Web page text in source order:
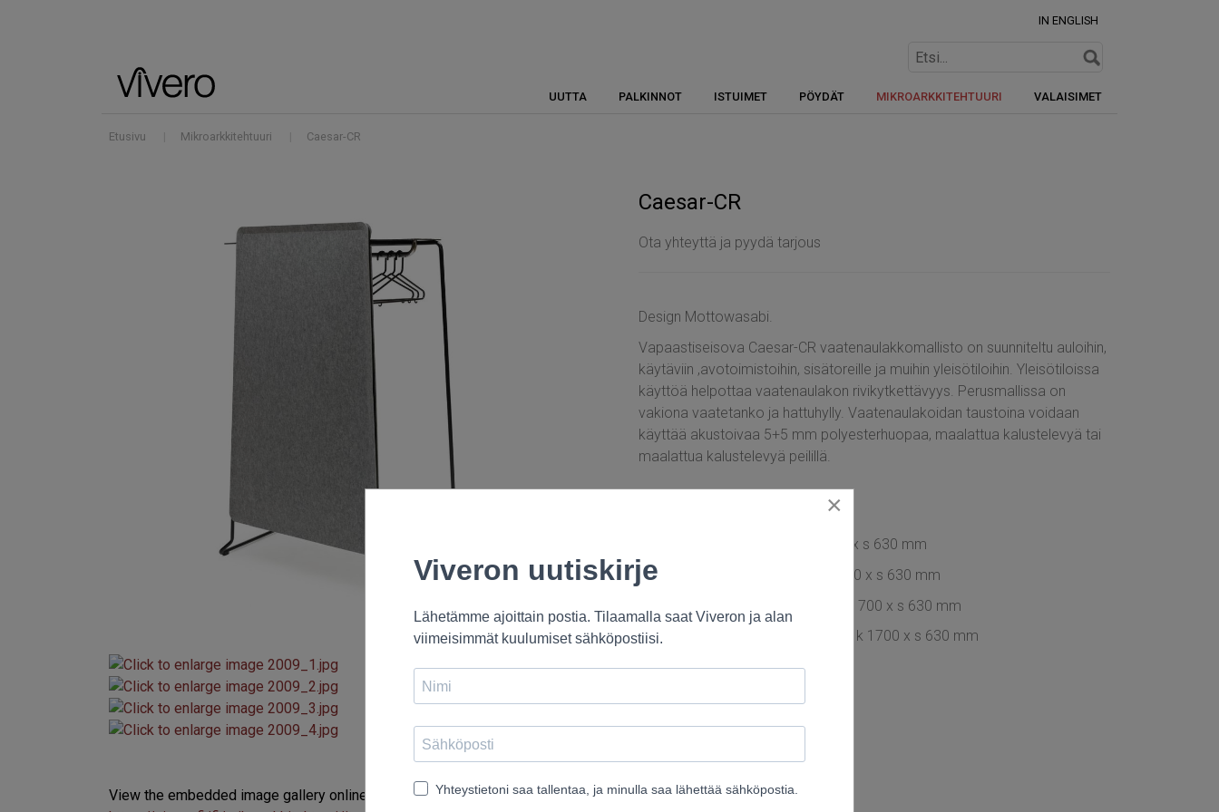
IN ENGLISH
UUTTA PALKINNOT ISTUIMET PÖYDÄT MIKROARKKITEHTUURI VALAISIMET
Etusivu Mikroarkkitehtuuri Caesar-CR
View the embedded image gallery online at:
Caesar-CR
Ota yhteyttä ja pyydä tarjous
Design Mottowasabi.
Vapaastiseisova Caesar-CR vaatenaulakkomallisto on suunniteltu auloihin,
käytäviin ,avotoimistoihin, sisätoreille ja muihin yleisötiloihin. Yleisötiloissa
käyttöä helpottaa vaatenaulakon rivikytkettävyys. Perusmallissa on
vakiona vaatetanko ja hattuhylly. Vaatenaulakoidan taustoina voidaan
käyttää akustoivaa 5+5 mm polyesterhuopaa, maalattua kalustelevyä tai
maalattua kalustelevyä peilillä.
Caesar-CR/1100: l 1100 x k 1700 x s 630 mm
Caesar-CR/F/1100: l 1100 x k 1700 x s 630 mm
Caesar-CR/MDF/1100: l 1100 x k 1700 x s 630 mm
Caesar-CR/MDF/M/1100: l 1100 x k 1700 x s 630 mm
tweet-
share-
1
×